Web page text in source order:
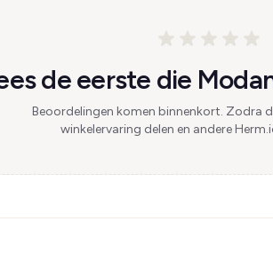
de eerste die
Beoordelingen komen binnenkort. Zodra
winkelervaring delen en andere